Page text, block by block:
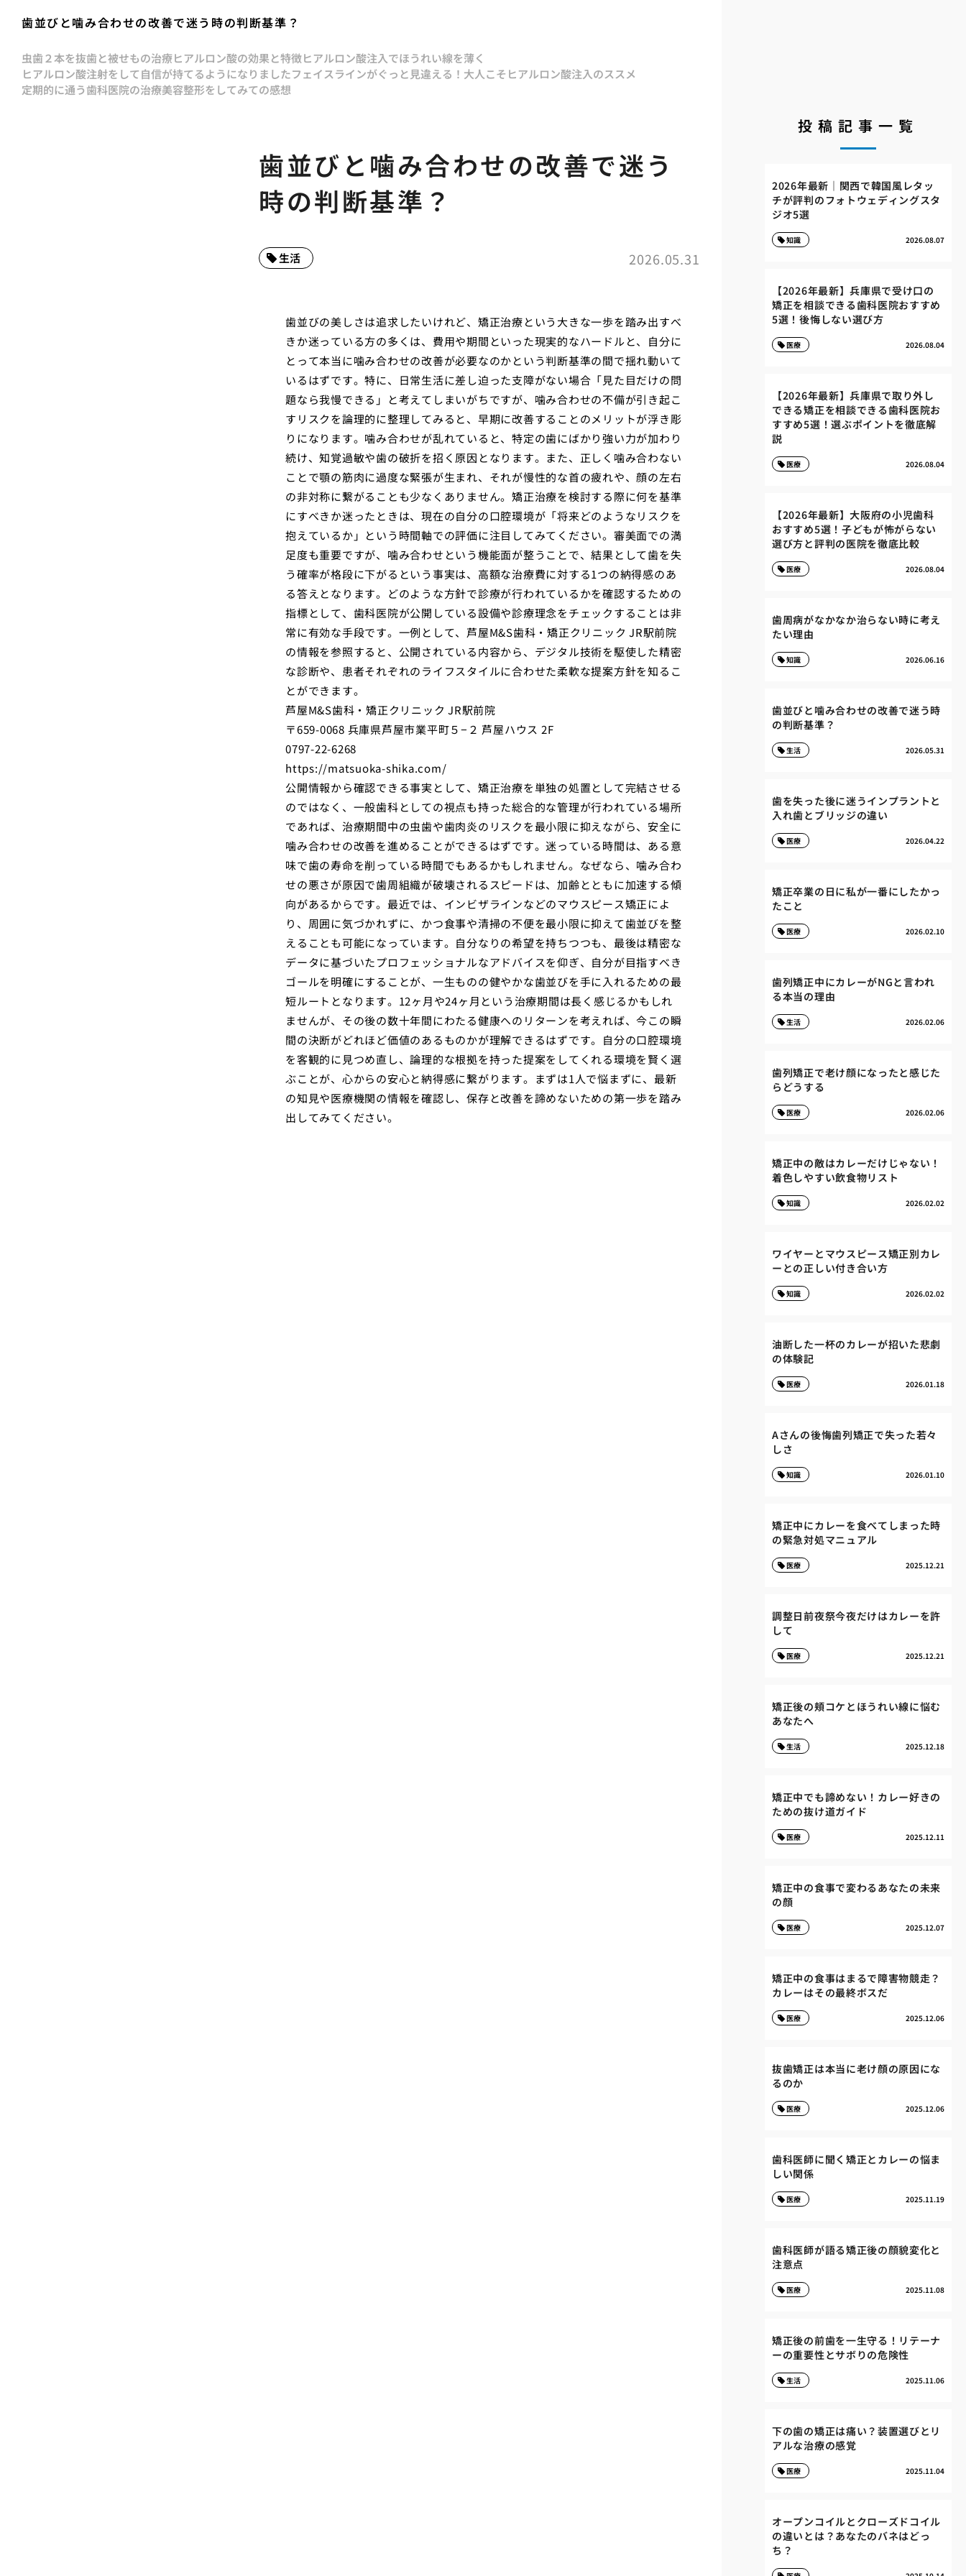
歯並びと噛み合わせの改善で迷う時の判断基準？
虫歯２本を抜歯と被せもの治療ヒアルロン酸の効果と特徴ヒアルロン酸注入でほうれい線を薄く
ヒアルロン酸注射をして自信が持てるようになりましたフェイスラインがぐっと見違える！大人こそヒアルロン酸注入のススメ
定期的に通う歯科医院の治療美容整形をしてみての感想
歯並びと噛み合わせの改善で迷う
時の判断基準？
2026.05.31
生活
歯並びの美しさは追求したいけれど、矯正治療という大きな一歩を踏み出すべ
きか迷っている方の多くは、費用や期間といった現実的なハードルと、自分に
とって本当に噛み合わせの改善が必要なのかという判断基準の間で揺れ動いて
いるはずです。特に、日常生活に差し迫った支障がない場合「見た目だけの問
題なら我慢できる」と考えてしまいがちですが、噛み合わせの不備が引き起こ
すリスクを論理的に整理してみると、早期に改善することのメリットが浮き彫
りになります。噛み合わせが乱れていると、特定の歯にばかり強い力が加わり
続け、知覚過敏や歯の破折を招く原因となります。また、正しく噛み合わない
ことで顎の筋肉に過度な緊張が生まれ、それが慢性的な首の疲れや、顔の左右
の非対称に繋がることも少なくありません。矯正治療を検討する際に何を基準
にすべきか迷ったときは、現在の自分の口腔環境が「将来どのようなリスクを
抱えているか」という時間軸での評価に注目してみてください。審美面での満
足度も重要ですが、噛み合わせという機能面が整うことで、結果として歯を失
う確率が格段に下がるという事実は、高額な治療費に対する1つの納得感のあ
る答えとなります。どのような方針で診療が行われているかを確認するための
指標として、歯科医院が公開している設備や診療理念をチェックすることは非
常に有効な手段です。一例として、芦屋M&S歯科・矯正クリニック JR駅前院
の情報を参照すると、公開されている内容から、デジタル技術を駆使した精密
な診断や、患者それぞれのライフスタイルに合わせた柔軟な提案方針を知るこ
とができます。
芦屋M&S歯科・矯正クリニック JR駅前院
〒659-0068 兵庫県芦屋市業平町５−２ 芦屋ハウス 2F
0797-22-6268
https://matsuoka-shika.com/
公開情報から確認できる事実として、矯正治療を単独の処置として完結させる
のではなく、一般歯科としての視点も持った総合的な管理が行われている場所
であれば、治療期間中の虫歯や歯肉炎のリスクを最小限に抑えながら、安全に
噛み合わせの改善を進めることができるはずです。迷っている時間は、ある意
味で歯の寿命を削っている時間でもあるかもしれません。なぜなら、噛み合わ
せの悪さが原因で歯周組織が破壊されるスピードは、加齢とともに加速する傾
向があるからです。最近では、インビザラインなどのマウスピース矯正によ
り、周囲に気づかれずに、かつ食事や清掃の不便を最小限に抑えて歯並びを整
えることも可能になっています。自分なりの希望を持ちつつも、最後は精密な
データに基づいたプロフェッショナルなアドバイスを仰ぎ、自分が目指すべき
ゴールを明確にすることが、一生ものの健やかな歯並びを手に入れるための最
短ルートとなります。12ヶ月や24ヶ月という治療期間は長く感じるかもしれ
ませんが、その後の数十年間にわたる健康へのリターンを考えれば、今この瞬
間の決断がどれほど価値のあるものかが理解できるはずです。自分の口腔環境
を客観的に見つめ直し、論理的な根拠を持った提案をしてくれる環境を賢く選
ぶことが、心からの安心と納得感に繋がります。まずは1人で悩まずに、最新
の知見や医療機関の情報を確認し、保存と改善を諦めないための第一歩を踏み
出してみてください。
投稿記事一覧
2026年最新｜関西で韓国風レタッ
チが評判のフォトウェディングスタ
ジオ5選
2026.08.07
知識
【2026年最新】兵庫県で受け口の
矯正を相談できる歯科医院おすすめ
5選！後悔しない選び方
2026.08.04
医療
【2026年最新】兵庫県で取り外し
できる矯正を相談できる歯科医院お
すすめ5選！選ぶポイントを徹底解
説
2026.08.04
医療
【2026年最新】大阪府の小児歯科
おすすめ5選！子どもが怖がらない
選び方と評判の医院を徹底比較
2026.08.04
医療
歯周病がなかなか治らない時に考え
たい理由
2026.06.16
知識
歯並びと噛み合わせの改善で迷う時
の判断基準？
2026.05.31
生活
歯を失った後に迷うインプラントと
入れ歯とブリッジの違い
2026.04.22
医療
矯正卒業の日に私が一番にしたかっ
たこと
2026.02.10
医療
歯列矯正中にカレーがNGと言われ
る本当の理由
2026.02.06
生活
歯列矯正で老け顔になったと感じた
らどうする
2026.02.06
医療
矯正中の敵はカレーだけじゃない！
着色しやすい飲食物リスト
2026.02.02
知識
ワイヤーとマウスピース矯正別カレ
ーとの正しい付き合い方
2026.02.02
知識
油断した一杯のカレーが招いた悲劇
の体験記
2026.01.18
医療
Aさんの後悔歯列矯正で失った若々
しさ
2026.01.10
知識
矯正中にカレーを食べてしまった時
の緊急対処マニュアル
2025.12.21
医療
調整日前夜祭今夜だけはカレーを許
して
2025.12.21
医療
矯正後の頬コケとほうれい線に悩む
あなたへ
2025.12.18
生活
矯正中でも諦めない！カレー好きの
ための抜け道ガイド
2025.12.11
医療
矯正中の食事で変わるあなたの未来
の顔
2025.12.07
医療
矯正中の食事はまるで障害物競走？
カレーはその最終ボスだ
2025.12.06
医療
抜歯矯正は本当に老け顔の原因にな
るのか
2025.12.06
医療
歯科医師に聞く矯正とカレーの悩ま
しい関係
2025.11.19
医療
歯科医師が語る矯正後の顔貌変化と
注意点
2025.11.08
医療
矯正後の前歯を一生守る！リテーナ
ーの重要性とサボりの危険性
2025.11.06
生活
下の歯の矯正は痛い？装置選びとリ
アルな治療の感覚
2025.11.04
医療
オープンコイルとクローズドコイル
の違いとは？あなたのバネはどっ
ち？